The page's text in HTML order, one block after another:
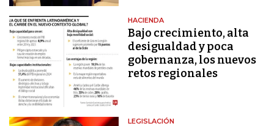
HACIENDA
Bajo crecimiento, alta
desigualdad y poca
gobernanza, los nuevos
retos regionales
LEGISLACIÓN